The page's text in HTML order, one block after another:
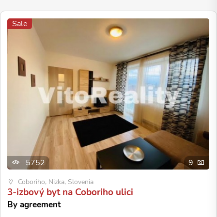
Sale
5752 9
Coboriho, Nizka, Slovenia
3-izbový byt na Coboriho ulici
By agreement